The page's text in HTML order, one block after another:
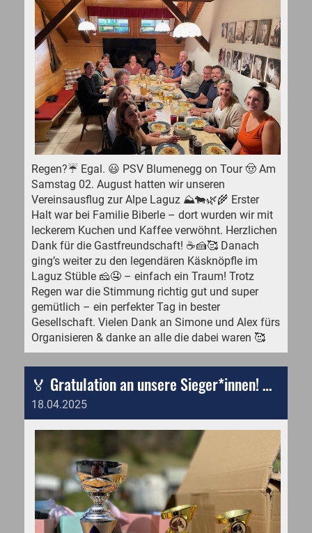
Regen?☔️ Egal. 😃 PSV Blumenegg on Tour 🤠 Am
Samstag 02. August hatten wir unseren
Vereinsausflug zur Alpe Laguz ⛰️🐄🌿🌾 Erster
Halt war bei Familie Biberle – dort wurden wir mit
leckerem Kuchen und Kaffee verwöhnt. Herzlichen
Dank für die Gastfreundschaft! ☕🍰🥰 Danach
ging’s weiter zu den legendären Käsknöpfle im
Laguz Stüble 🧀🤤 – einfach ein Traum! Trotz
Regen war die Stimmung richtig gut und super
gemütlich – ein perfekter Tag in bester
Gesellschaft. Vielen Dank an Simone und Alex fürs
Organisieren & danke an alle die dabei waren 🥰
🏅 Gratulation an unsere Sieger*innen! 🐴✨
18.04.2025